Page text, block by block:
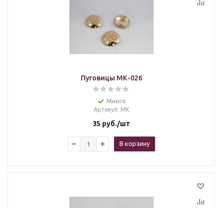
Пуговицы МК-026
Много
Артикул: МК
35 руб./шт
В корзину